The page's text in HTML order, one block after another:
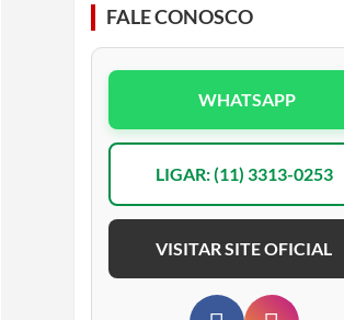
FALE CONOSCO
WHATSAPP
LIGAR: (11) 3313-0253
VISITAR SITE OFICIAL